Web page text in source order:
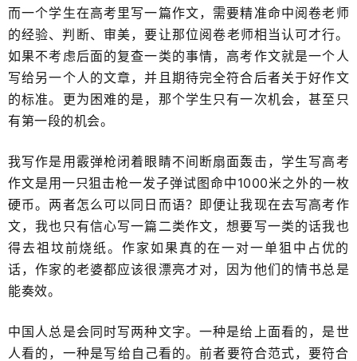
而一个学生在高考里写一篇作文，需要精准命中阅卷老师
的经验、判断、审美，要​让那位阅卷老师相当认可才行。
如果不考虑后面的复查一类的事情，高考作文就是一个人
写给另一个人的文章，并且期待完全符合后者关于好作文
的标准。更为困难的是，那个学生只有一次机会，甚至只
有第一段的机会。
我写作是用霰弹枪闭着眼睛不间断扇面轰击，学生写高考
作文是用一只狙击枪一发子弹试图命中​1000米之外的一枚
硬币。两者怎么可以同日而语？即便让我现在去写高考作
文，我也只有信心写一篇二类作文，想要写一类的话我也
得去祖坟前烧纸。作家如果真的在一对一单狙中占优的
话，作家的老婆都应该很漂亮才对，因为他们的情书总是
能奏效​。
中国人总是会同时写两种文字。一种是给上面看的，是世
人看的，​一种是写给自己看的。前者要符合范式，要符合